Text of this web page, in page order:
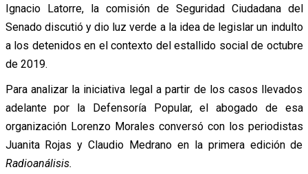
Ignacio Latorre, la comisión de Seguridad Ciudadana del
Senado discutió y dio luz verde a la idea de legislar un indulto
a los detenidos en el contexto del estallido social de octubre
de 2019.
Para analizar la iniciativa legal a partir de los casos llevados
adelante por la Defensoría Popular, el abogado de esa
organización Lorenzo Morales conversó con los periodistas
Juanita Rojas y Claudio Medrano en la primera edición de
Radioanálisis.